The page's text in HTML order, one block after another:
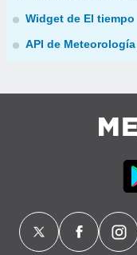
Widget de El tiempo
API de Meteorología